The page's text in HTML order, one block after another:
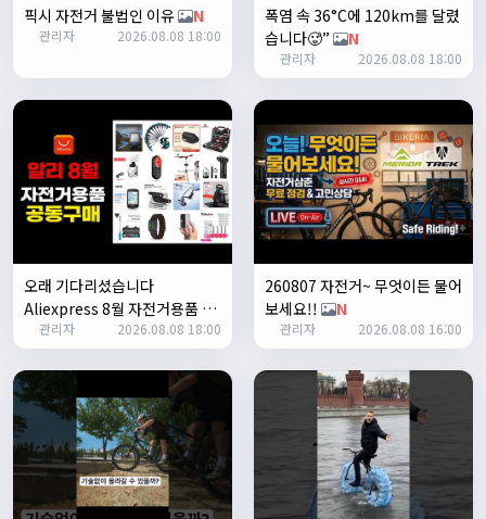
명절에도 열심히 맛있는 음식먹고 로라 타셔야지요 ㅎㅎ
1/24/2025
13:35:29
안녕하세요
1/27/2025
루나워커20:37:55
좋네요. 이것저것 많이요
21:12:34
설연휴인데 날씨가..ㅠㅠ
1/28/2025
꼬유10:07:01
명절 행복하게 보내세요~ !!
1/29/2025
2chun09:38:46
명절 잘 보내세요~!
명신이12:33:45
명절 잘보내세요~
2/1/2025
픽시 자전거 불법인 이유 N
관리자 2026.08.08 18:00
폭염 속 36°C에 120km를 달렸
습니다🥵”
N
관리자 2026.08.08 18:00
오래 기다리셨습니다
Aliexpress 8월 자전거용품 공
동구매 지금 시작합니다
N
관리자 2026.08.08 18:00
260807 자전거~ 무엇이든 물어
보세요!!
N
관리자 2026.08.08 16:00